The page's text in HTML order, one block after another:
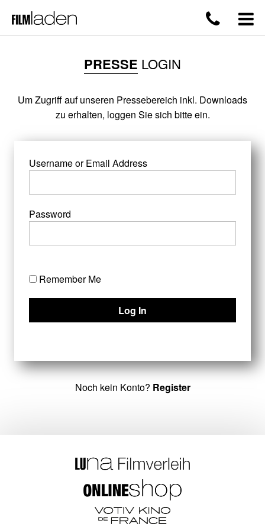
PRESSE LOGIN
Um Zugriff auf unseren Pressebereich inkl. Downloads
zu erhalten, loggen Sie sich bitte ein.
Username or Email Address
Password
Remember Me
Noch kein Konto? Register